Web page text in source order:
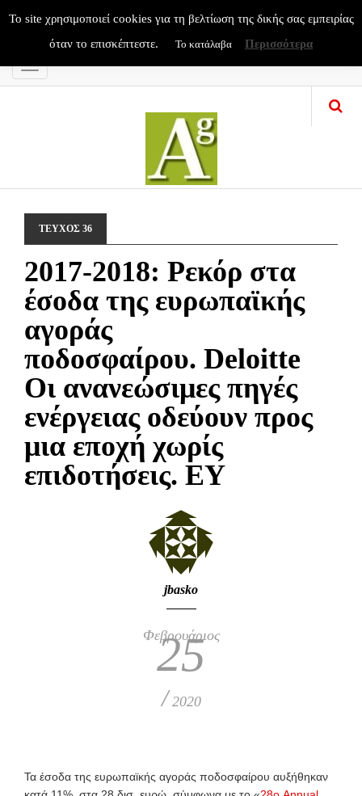
Menu
ΤΕΥΧΟΣ 36
2017-2018: Ρεκόρ στα
έσοδα της ευρωπαϊκής
αγοράς
ποδοσφαίρου. Deloitte
Οι ανανεώσιμες πηγές
ενέργειας οδεύουν προς
μια εποχή χωρίς
επιδοτήσεις. ΕΥ
jbasko
Φεβρουάριος
25
/ 2020
Τα έσοδα της ευρωπαϊκής αγοράς ποδοσφαίρου αυξήθηκαν
To site χρησιμοποιεί cookies για τη βελτίωση της δικής σας εμπειρίας
όταν το επισκέπτεστε.
Το κατάλαβα Περισσότερα